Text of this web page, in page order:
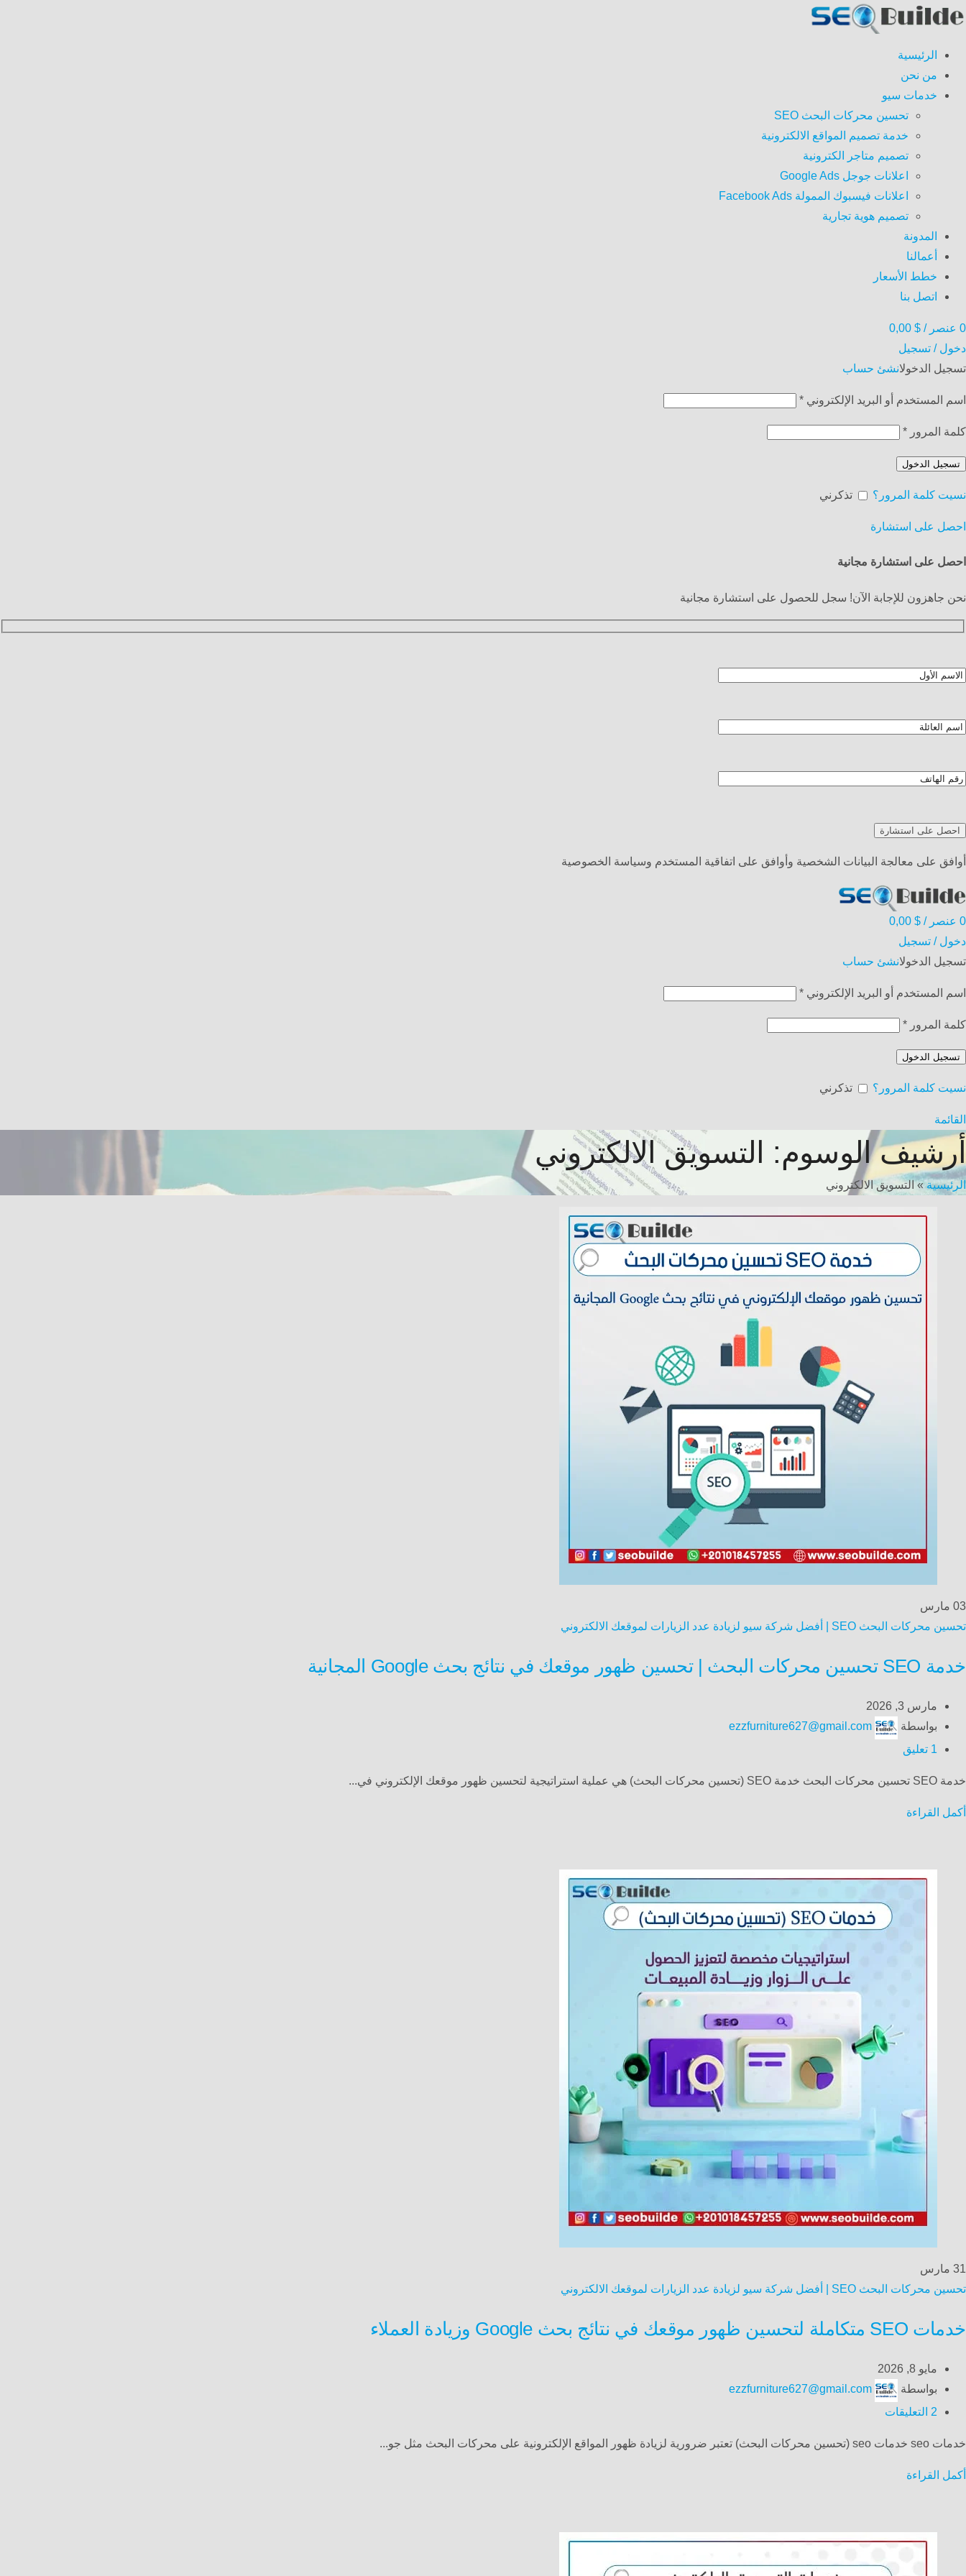
الرئيسية
من نحن
خدمات سيو
تحسين محركات البحث SEO
خدمة تصميم المواقع الالكترونية
تصميم متاجر الكترونية
اعلانات جوجل Google Ads
اعلانات فيسبوك الممولة Facebook Ads
تصميم هوية تجارية
المدونة
أعمالنا
خطط الأسعار
اتصل بنا
0 عنصر /
0,00 $
دخول / تسجيل
تسجيل الدخولانشئ حساب
اسم المستخدم أو البريد الإلكتروني *
كلمة المرور *
تسجيل الدخول
نسيت كلمة المرور؟ تذكرني
احصل على استشارة
احصل على استشارة مجانية
نحن جاهزون للإجابة الآن! سجل للحصول على استشارة مجانية
أوافق على معالجة البيانات الشخصية وأوافق على اتفاقية المستخدم وسياسة الخصوصية
0 عنصر /
0,00 $
دخول / تسجيل
تسجيل الدخولانشئ حساب
اسم المستخدم أو البريد الإلكتروني *
كلمة المرور *
تسجيل الدخول
نسيت كلمة المرور؟ تذكرني
القائمة
أرشيف الوسوم: التسويق الالكتروني
الرئيسية»التسويق الالكتروني
03 مارس
تحسين محركات البحث SEO | أفضل شركة سيو لزيادة عدد الزيارات لموقعك الالكتروني
خدمة SEO تحسين محركات البحث | تحسين ظهور موقعك في نتائج بحث Google المجانية
مارس 3, 2026
بواسطة
ezzfurniture627@gmail.com
1 تعليق
خدمة SEO تحسين محركات البحث خدمة SEO (تحسين محركات البحث) هي عملية استراتيجية لتحسين ظهور موقعك الإلكتروني في...
أكمل القراءة
31 مارس
تحسين محركات البحث SEO | أفضل شركة سيو لزيادة عدد الزيارات لموقعك الالكتروني
خدمات SEO متكاملة لتحسين ظهور موقعك في نتائج بحث Google وزيادة العملاء
مايو 8, 2026
بواسطة
ezzfurniture627@gmail.com
2 التعليقات
خدمات seo خدمات seo (تحسين محركات البحث) تعتبر ضرورية لزيادة ظهور المواقع الإلكترونية على محركات البحث مثل جو...
أكمل القراءة